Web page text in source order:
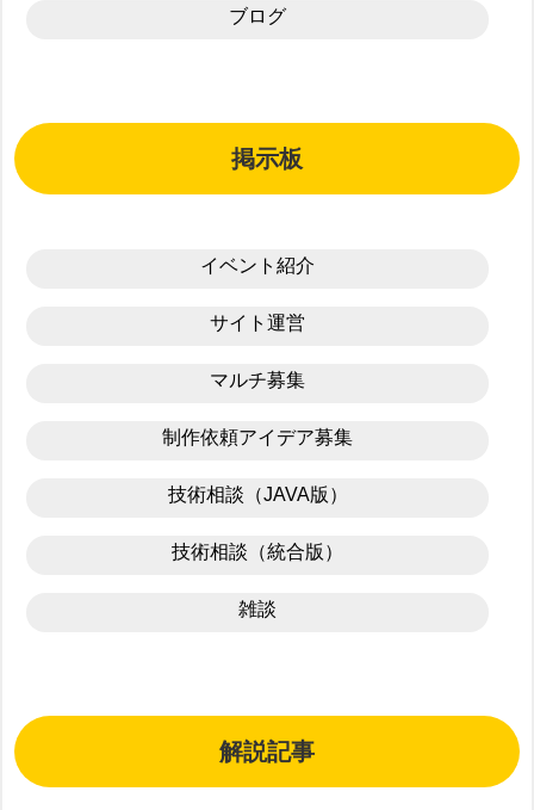
ブログ
掲示板
イベント紹介
サイト運営
マルチ募集
制作依頼アイデア募集
技術相談（JAVA版）
技術相談（統合版）
雑談
解説記事